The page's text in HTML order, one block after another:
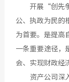
开展“创先
公、执政为民的
为首要。是提高
一条重要途径，
会、实现财政经
资产公司深